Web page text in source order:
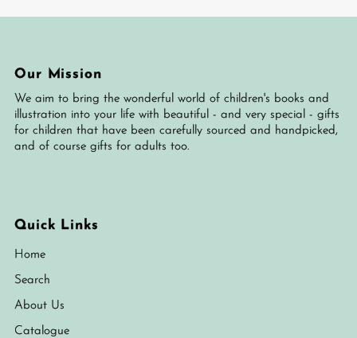
Our Mission
We aim to bring the wonderful world of children's books and
illustration into your life with beautiful - and very special - gifts
for children that have been carefully sourced and handpicked,
and of course gifts for adults too.
Quick Links
Home
Search
About Us
Catalogue